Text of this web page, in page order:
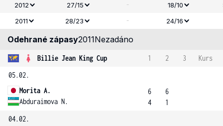
2012
27/15 - 18/10
2011
28/23 - 24/16
Odehrané zápasy2011Nezadáno
Billie Jean King Cup 1 2 3
Kurs
05.02.
Morita A.
Abduraimova N.
6
4
6
1
04.02.